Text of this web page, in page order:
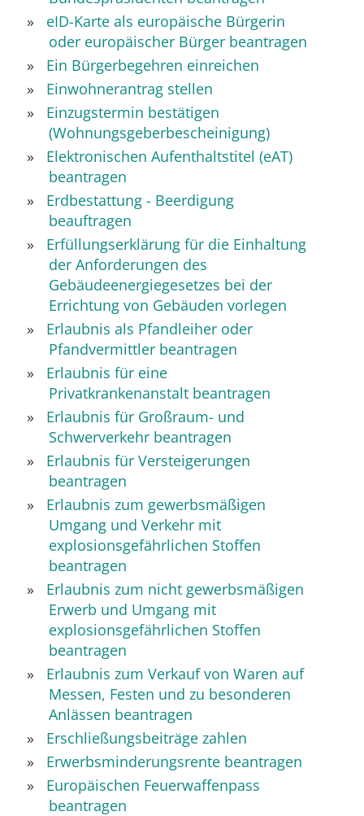
eID-Karte als europäische Bürgerin
oder europäischer Bürger beantragen
Ein Bürgerbegehren einreichen
Einwohnerantrag stellen
Einzugstermin bestätigen
(Wohnungsgeberbescheinigung)
Elektronischen Aufenthaltstitel (eAT)
beantragen
Erdbestattung - Beerdigung
beauftragen
Erfüllungserklärung für die Einhaltung
der Anforderungen des
Gebäudeenergiegesetzes bei der
Errichtung von Gebäuden vorlegen
Erlaubnis als Pfandleiher oder
Pfandvermittler beantragen
Erlaubnis für eine
Privatkrankenanstalt beantragen
Erlaubnis für Großraum- und
Schwerverkehr beantragen
Erlaubnis für Versteigerungen
beantragen
Erlaubnis zum gewerbsmäßigen
Umgang und Verkehr mit
explosionsgefährlichen Stoffen
beantragen
Erlaubnis zum nicht gewerbsmäßigen
Erwerb und Umgang mit
explosionsgefährlichen Stoffen
beantragen
Erlaubnis zum Verkauf von Waren auf
Messen, Festen und zu besonderen
Anlässen beantragen
Erschließungsbeiträge zahlen
Erwerbsminderungsrente beantragen
Europäischen Feuerwaffenpass
beantragen